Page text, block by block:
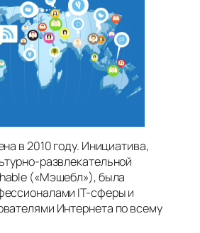
в 2010 году. Инициатива,
развлекательной
(«Мэшебл»), была
IT-сферы и
Интернета по всему